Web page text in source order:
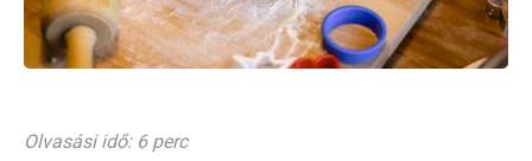
Olvasási idő: 6 perc